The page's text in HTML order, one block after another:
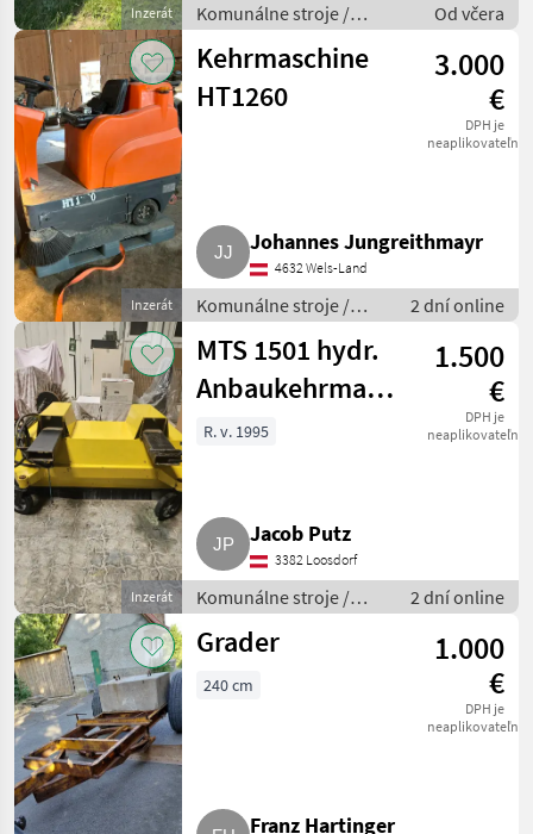
Inzerát
Komunálne stroje /
Komunálne vozidlá
Od včera
Inzerát
Kehrmaschine
HT1260
3.000
€
DPH je
neaplikovateľné
Johannes Jungreithmayr
4632 Wels-Land
Komunálne stroje /
Ostatné komunálne
náradia
2 dní online
Inzerát
MTS 1501 hydr.
Anbaukehrmaschine
für Stapler,
1.500
€
DPH je
neaplikovateľné
R. v. 1995
Jacob Putz
3382 Loosdorf
Komunálne stroje /
Zametací stroj
2 dní online
Grader
1.000
€
DPH je
neaplikovateľné
240 cm
Franz Hartinger